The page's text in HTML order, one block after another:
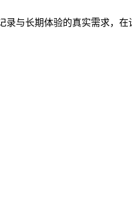
与长期体验的真实需求，